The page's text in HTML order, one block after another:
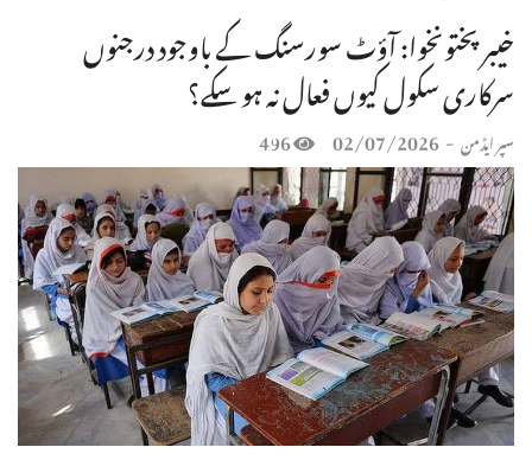
خیبرپختونخوا: آؤٹ سورسنگ کے باوجود درجنوں
سرکاری سکول کیوں فعال نہ ہو سکے؟
سپر ایڈمن -
02/07/2026